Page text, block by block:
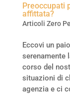
Preoccupati
affittata?
Articoli Zero
Eccovi un
serenamente
corso del
situazioni di
agenzia e ci